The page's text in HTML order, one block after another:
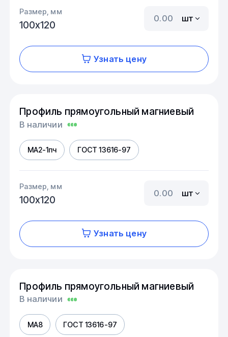
Размер, мм
100х120
шт
Узнать цену
Профиль прямоугольный магниевый
В наличии
МА2-1пч ГОСТ 13616-97
Размер, мм
100х120
шт
Узнать цену
Профиль прямоугольный магниевый
В наличии
МА8 ГОСТ 13616-97